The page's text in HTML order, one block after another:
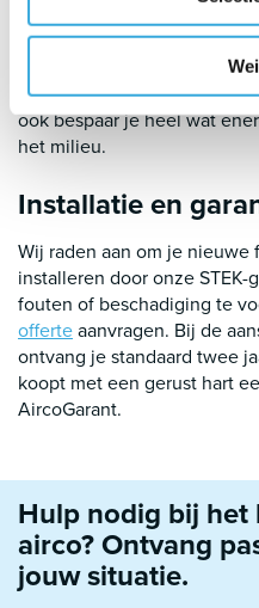
deze energiezuinig zijn. De
staan bekend om hun
dragen dan ook
heb je niet alleen een
ook bespaar je heel wat
het milieu.
Installatie en
Wij raden aan om je
installeren door onze
fouten of beschadiging te
offerteaanvragen. Bij de
ontvang je standaard twee
koopt met een gerust hart
AircoGarant.
Hulp nodig bij het
airco? Ontvang
jouw situatie.